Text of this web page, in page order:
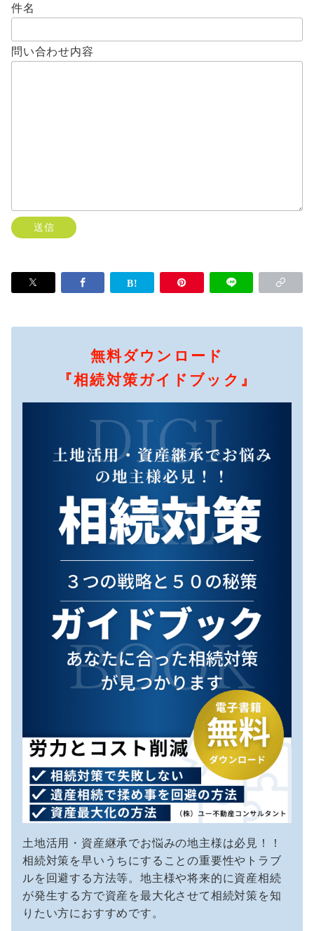
件名
問い合わせ内容
無料ダウンロード
『相続対策ガイドブック』
土地活用・資産継承でお悩みの地主様は必見！！
相続対策を早いうちにすることの重要性やトラブ
ルを回避する方法等。地主様や将来的に資産相続
が発生する方で資産を最大化させて相続対策を知
りたい方におすすめです。